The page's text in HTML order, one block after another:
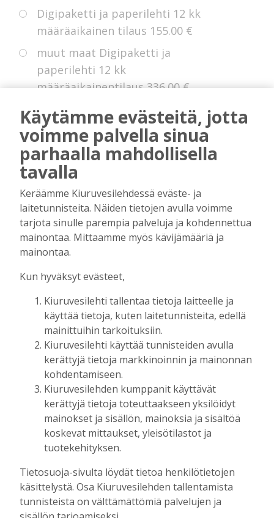
Digipaketti ja paperilehti 12 kk
määräaikainen tilaus 155.00 €
muut maat Digipaketti ja
paperilehti 12 kk
määräaikainentilaus336.00 €
Eurooppa Digipaketti ja paperilehti
12 kk kestotilaus 225.00 €
ole ollut digitilausta voimassa edellisten 14
kuukauden aikana.
Tilausten sisältö
DigitilaussisältääKiuruvesilehti.fi
uutisvirran, uudet näköislehdet,
näköislehtien arkiston ja tulevaisuudessa
sähköpostiin lähetettävän uutiskirjeen.
Digitilaukseen kuuluva Kiuruvesi-lehden
näköislehtijulkaistaan tiistai-iltaisin klo 20
osoitteessa kiuruvesilehti.fi/nakoislehti.
Paperilehtitilaussisältää joka viikko
(paitsi vko 52) ilmestyvän paperilehden
julkaisemat erikois- ja liitelehdet.
Jos sinulla on kysymyksiä kansainvälisistä
Käytämme evästeitä, jotta
voimme palvella sinua
parhaalla mahdollisella
tavalla
Keräämme Kiuruvesilehdessä eväste- ja
laitetunnisteita. Näiden tietojen avulla voimme
tarjota sinulle parempia palveluja ja kohdennettua
mainontaa. Mittaamme myös kävijämääriä ja
mainontaa.
Kun hyväksyt evästeet,
Kiuruvesilehti tallentaa tietoja laitteelle ja
käyttää tietoja, kuten laitetunnisteita, edellä
mainittuihin tarkoituksiin.
Kiuruvesilehti käyttää tunnisteiden avulla
kerättyjä tietoja markkinoinnin ja mainonnan
kohdentamiseen.
Kiuruvesilehden kumppanit käyttävät
kerättyjä tietoja toteuttaakseen yksilöidyt
mainokset ja sisällön, mainoksia ja sisältöä
koskevat mittaukset, yleisötilastot ja
tuotekehityksen.
Tietosuoja-sivulta löydät tietoa henkilötietojen
käsittelystä. Osa Kiuruvesilehden tallentamista
tunnisteista on välttämättömiä palvelujen ja